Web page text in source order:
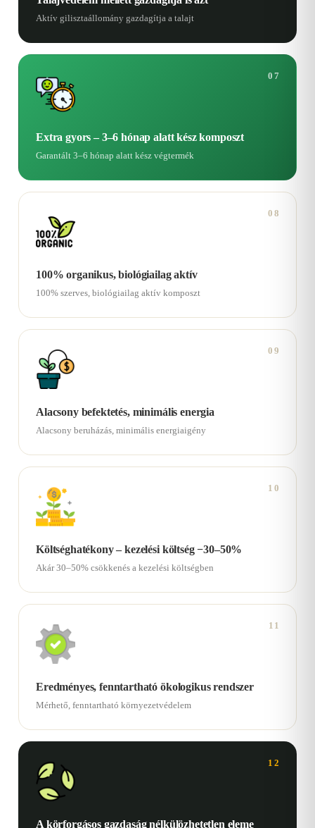
Aktív gilisztaállomány gazdagítja a talajt
07
Extra gyors – 3–6 hónap alatt kész komposzt
Garantált 3–6 hónap alatt kész végtermék
08
100% organikus, biológiailag aktív
100% szerves, biológiailag aktív komposzt
09
Alacsony befektetés, minimális energia
Alacsony beruházás, minimális energiaigény
10
Költséghatékony – kezelési költség −30–50%
Akár 30–50% csökkenés a kezelési költségben
11
Eredményes, fenntartható ökologikus rendszer
Mérhető, fenntartható környezetvédelem
12
A körforgásos gazdaság nélkülözhetetlen eleme